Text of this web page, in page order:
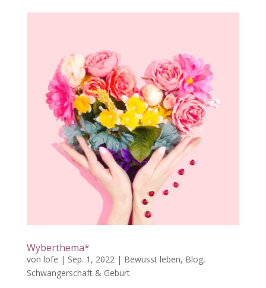
Wyberthema*
von lofe | Sep. 1, 2022| Bewusst leben, Blog,
Schwangerschaft & Geburt